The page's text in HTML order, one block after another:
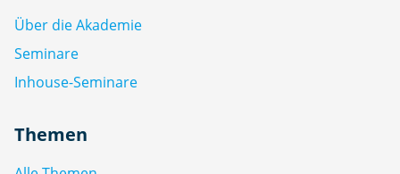
Über die Akademie
Seminare
Inhouse-Seminare
Themen